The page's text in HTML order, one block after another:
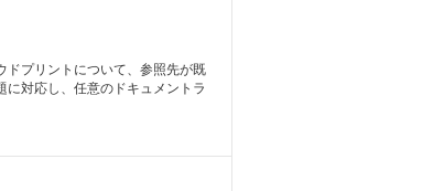
ドプリントについて、参照先が既
対応し、任意のドキュメントラ